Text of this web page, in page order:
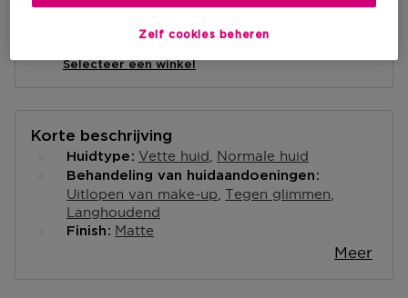
Ophalen in een winkel
Selecteer een winkel
Korte beschrijving
Huidtype Vette huid Normale huid
Behandeling van huidaandoeningen
Uitlopen van make-up Tegen glimmen
Langhoudend
Finish Matte
Meer
Zelf cookies beheren